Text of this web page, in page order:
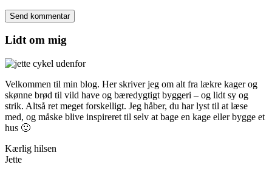
Lidt om mig
Velkommen til min blog. Her skriver jeg om alt fra lækre kager og
skønne brød til vild have og bæredygtigt byggeri – og lidt sy og
strik. Altså ret meget forskelligt. Jeg håber, du har lyst til at læse
med, og måske blive inspireret til selv at bage en kage eller bygge et
hus 🙂
Kærlig hilsen
Jette